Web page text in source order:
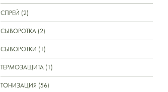
СПРЕЙ (2)
СЫВОРОТКА (2)
СЫВОРОТКИ (1)
ТЕРМОЗАЩИТА (1)
ТОНИЗАЦИЯ (56)